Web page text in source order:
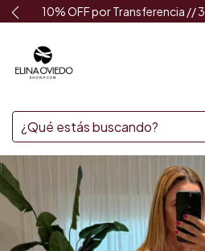
10% OFF por Transferencia // 3